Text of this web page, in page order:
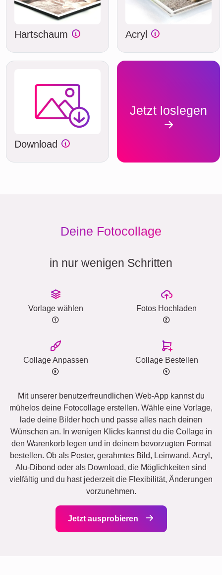
Hartschaum Acryl
Download
Jetzt loslegen
Deine Fotocollage
in nur wenigen Schritten
Vorlage wählen Fotos Hochladen
Collage Anpassen Collage Bestellen
Mit unserer benutzerfreundlichen Web-App kannst du
mühelos deine Fotocollage erstellen. Wähle eine Vorlage,
lade deine Bilder hoch und passe alles nach deinen
Wünschen an. In wenigen Klicks kannst du die Collage in
den Warenkorb legen und in deinem bevorzugten Format
bestellen. Ob als Poster, gerahmtes Bild, Leinwand, Acryl,
Alu-Dibond oder als Download, die Möglichkeiten sind
vielfältig und du hast jederzeit die Flexibilität, Änderungen
vorzunehmen.
Jetzt ausprobieren